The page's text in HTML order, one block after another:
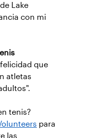
Lake
con mi
que
atletas
tenis?
para
las